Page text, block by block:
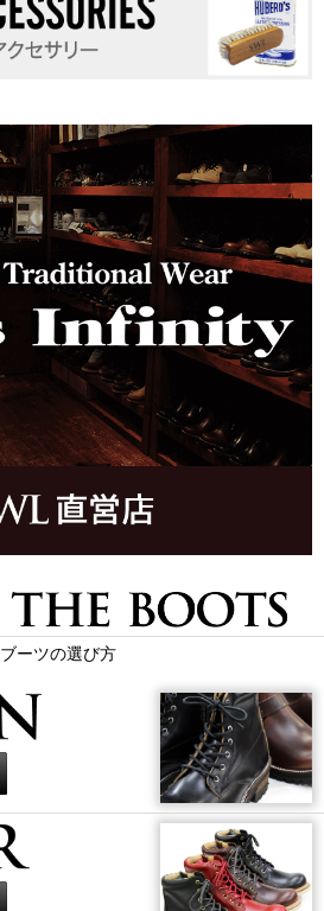
ブーツの選び方